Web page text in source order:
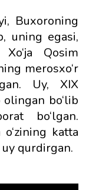
Buxoroning
uning egasi,
Qosim
merosxo‘r
Uy, XIX
bo‘lib
bo‘lgan.
katta
qurdirgan.